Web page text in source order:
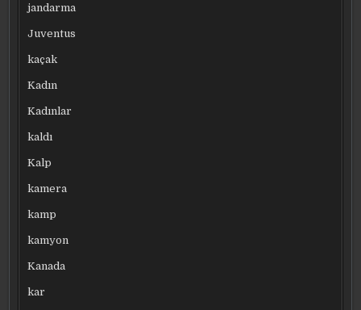
jandarma
Juventus
kaçak
Kadın
Kadınlar
kaldı
Kalp
kamera
kamp
kamyon
Kanada
kar